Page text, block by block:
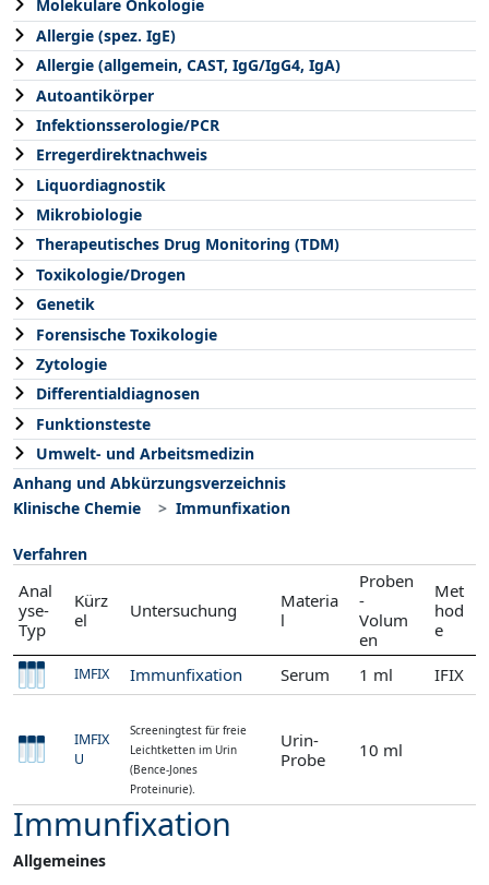
Molekulare Onkologie
Allergie (spez. IgE)
Allergie (allgemein, CAST, IgG/IgG4, IgA)
Autoantikörper
Infektionsserologie/PCR
Erregerdirektnachweis
Liquordiagnostik
Mikrobiologie
Therapeutisches Drug Monitoring (TDM)
Toxikologie/Drogen
Genetik
Forensische Toxikologie
Zytologie
Differentialdiagnosen
Funktionsteste
Umwelt- und Arbeitsmedizin
Anhang und Abkürzungsverzeichnis
Klinische Chemie
Immunfixation
Verfahren
Anal
yse-
Typ
Kürz
el
Untersuchung
Materia
l
Proben
-
Volum
en
Met
hod
e
IMFIX Immunfixation Serum 1 ml IFIX
IMFIX
U
Screeningtest für freie
Leichtketten im Urin
(Bence-Jones
Proteinurie).
Urin-
Probe
10 ml
Immunfixation
Allgemeines